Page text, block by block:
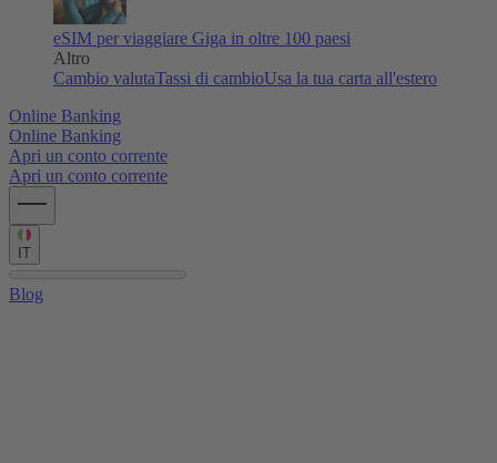
eSIM per viaggiare Giga in oltre 100 paesi
Altro
Cambio valutaTassi di cambioUsa la tua carta all'estero
Online Banking
Online Banking
Apri un conto corrente
Apri un conto corrente
IT
Blog